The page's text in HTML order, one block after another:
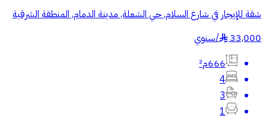
شقة للإيجار في شارع السلام, حي الشعلة, مدينة الدمام, المنطقة الشرقية
33,000
§
/سنوي
666م²
4
3
1